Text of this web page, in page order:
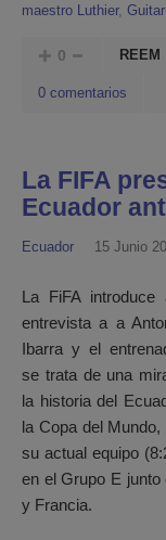
maestro Luthier,
0 REEM
0 comentarios
La FIFA
Ecuador
Ecuador 15 Junio
La FiFA
entrevista a a
Ibarra y el
se trata de una
la historia del
la Copa del
su actual equipo
en el Grupo E
y Francia.